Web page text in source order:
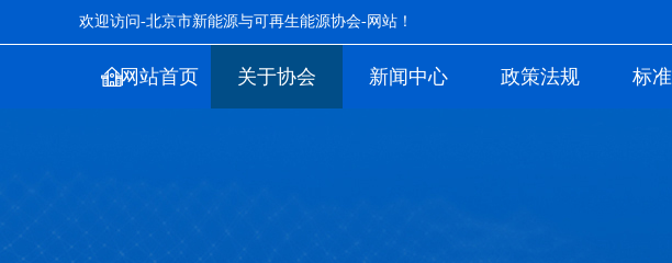
欢迎访问-北京市新能源与可再生能源协会-网站！
网站首页 关于协会 新闻中心 政策法规 标